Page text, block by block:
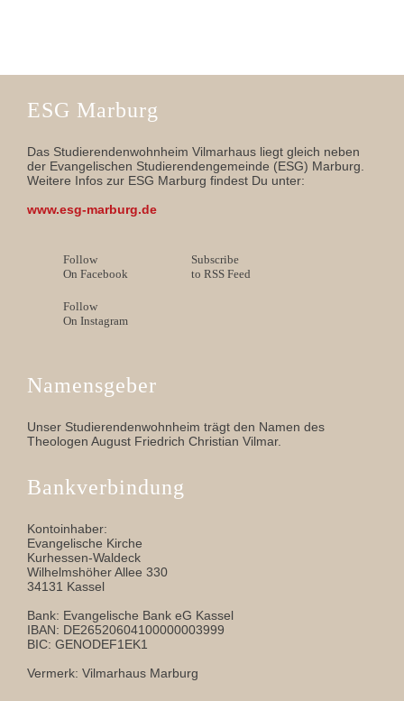
ESG Marburg
Das Studierendenwohnheim Vilmarhaus liegt gleich neben
der Evangelischen Studierendengemeinde (ESG) Marburg.
Weitere Infos zur ESG Marburg findest Du unter:
www.esg-marburg.de
Follow
On Facebook
Subscribe
to RSS Feed
Follow
On Instagram
Namensgeber
Unser Studierendenwohnheim trägt den Namen des
Theologen August Friedrich Christian Vilmar.
Bankverbindung
Kontoinhaber:
Evangelische Kirche
Kurhessen-Waldeck
Wilhelmshöher Allee 330
34131 Kassel
Bank: Evangelische Bank eG Kassel
IBAN: DE26520604100000003999
BIC: GENODEF1EK1
Vermerk: Vilmarhaus Marburg